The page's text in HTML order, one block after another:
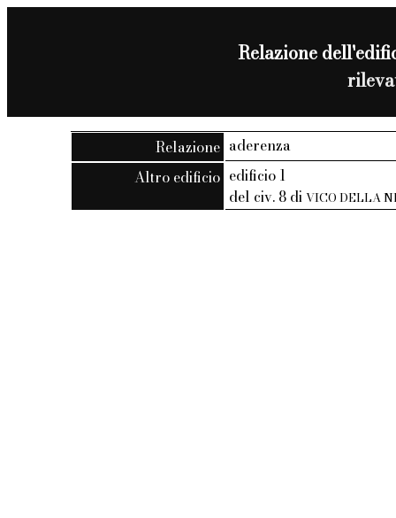
Relazione
Relazione aderenza
Altro edificio edificio 1
del civ. 8 diVICO DELLA